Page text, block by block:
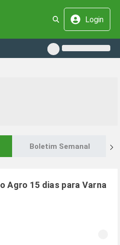
Login
Boletim Semanal
Agro 15 dias para Varna